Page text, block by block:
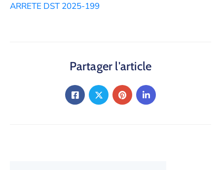
ARRETE DST 2025-199
Partager l'article